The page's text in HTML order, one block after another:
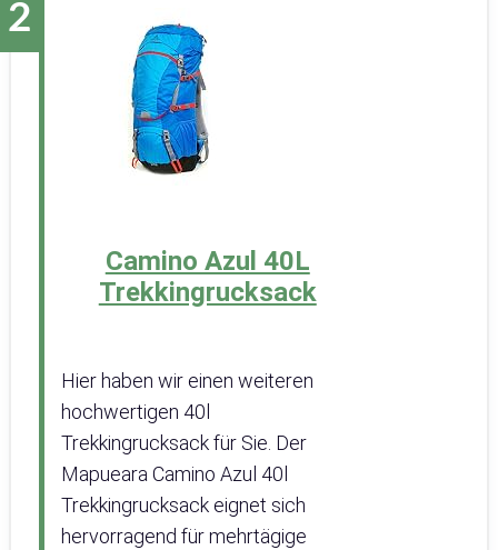
Camino Azul 40L
Trekkingrucksack
Hier haben wir einen weiteren
hochwertigen 40l
Trekkingrucksack für Sie. Der
Mapueara Camino Azul 40l
Trekkingrucksack eignet sich
hervorragend für mehrtägige